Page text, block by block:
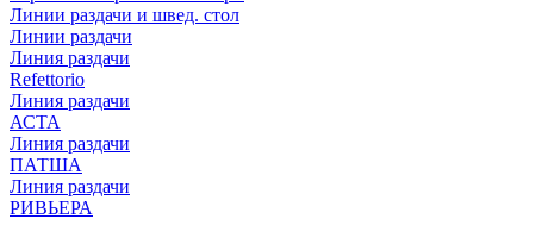
Линии раздачи и швед. стол
Линии раздачи
Линия раздачи
Refettorio
Линия раздачи
АСТА
Линия раздачи
ПАТША
Линия раздачи
РИВЬЕРА